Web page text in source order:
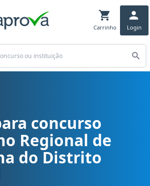
Carrinho Login
DF - Conselho Regional de Medicina
concurso
Regional de
do Distrito